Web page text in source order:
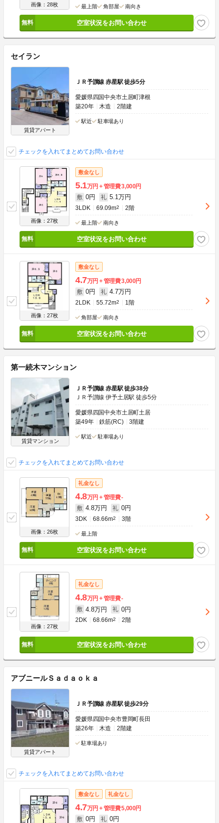
画像：28枚 最上階 角部屋 南向き
空室状況をお問い合わせ
セイラン
賃貸アパート
ＪＲ予讃線 赤星駅 徒歩5分
愛媛県四国中央市土居町津根
築20年
木造 2階建
駅近 駐車場あり
チェックを入れてまとめてお問い合わせ
画像：27枚
敷金なし
5.1万円 管理費3,000円
敷 0円 礼 5.1万円
3LDK 69.09m2 2階
最上階 南向き
空室状況をお問い合わせ
画像：27枚
敷金なし
4.7万円 管理費3,000円
敷 0円 礼 4.7万円
2LDK 55.72m2 1階
角部屋 南向き
空室状況をお問い合わせ
第一続木マンション
賃貸マンション
ＪＲ予讃線 赤星駅 徒歩38分
ＪＲ予讃線 伊予土居駅 徒歩5分
愛媛県四国中央市土居町土居
築49年
鉄筋(RC) 3階建
駅近 駐車場あり
チェックを入れてまとめてお問い合わせ
画像：26枚
礼金なし
4.8万円 管理費-
敷 4.8万円 礼 0円
3DK 68.66m2 3階
最上階
空室状況をお問い合わせ
画像：27枚
礼金なし
4.8万円 管理費-
敷 4.8万円 礼 0円
2DK 68.66m2 2階
空室状況をお問い合わせ
アブニールＳａｄａｏｋａ
賃貸アパート
ＪＲ予讃線 赤星駅 徒歩29分
愛媛県四国中央市豊岡町長田
築26年
木造 2階建
駐車場あり
チェックを入れてまとめてお問い合わせ
敷金なし 礼金なし
4.7万円 管理費5,000円
敷 0円 礼 0円